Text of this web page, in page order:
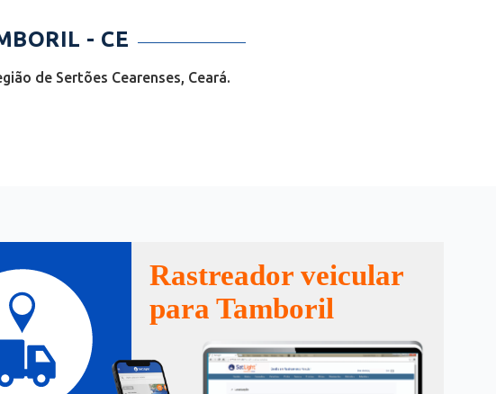
- CE
de Sertões Cearenses, Ceará.
Rastreador veicular
para Tamboril